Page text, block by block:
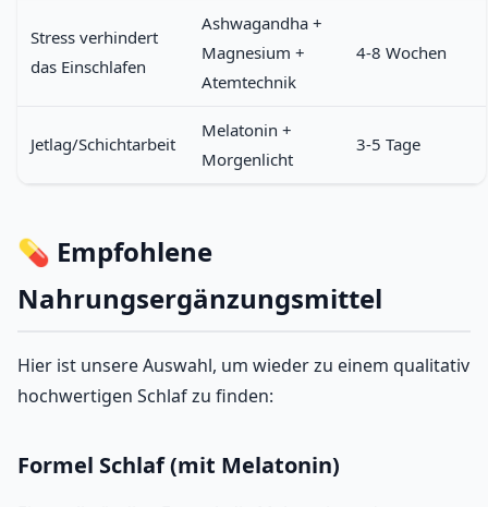
Stress verhindert
das Einschlafen
Ashwagandha +
Magnesium +
Atemtechnik
4-8 Wochen
Jetlag/Schichtarbeit
Melatonin +
Morgenlicht
3-5 Tage
💊 Empfohlene
Nahrungsergänzungsmittel
Hier ist unsere Auswahl, um wieder zu einem qualitativ
hochwertigen Schlaf zu finden:
Formel Schlaf (mit Melatonin)